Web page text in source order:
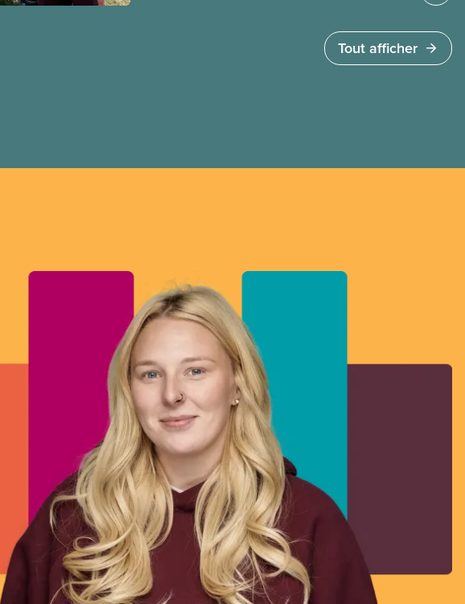
de l’entreprise. Le gouvernement libéral a
invoqué l’article 107 du Code canadien du travail
Tout afficher